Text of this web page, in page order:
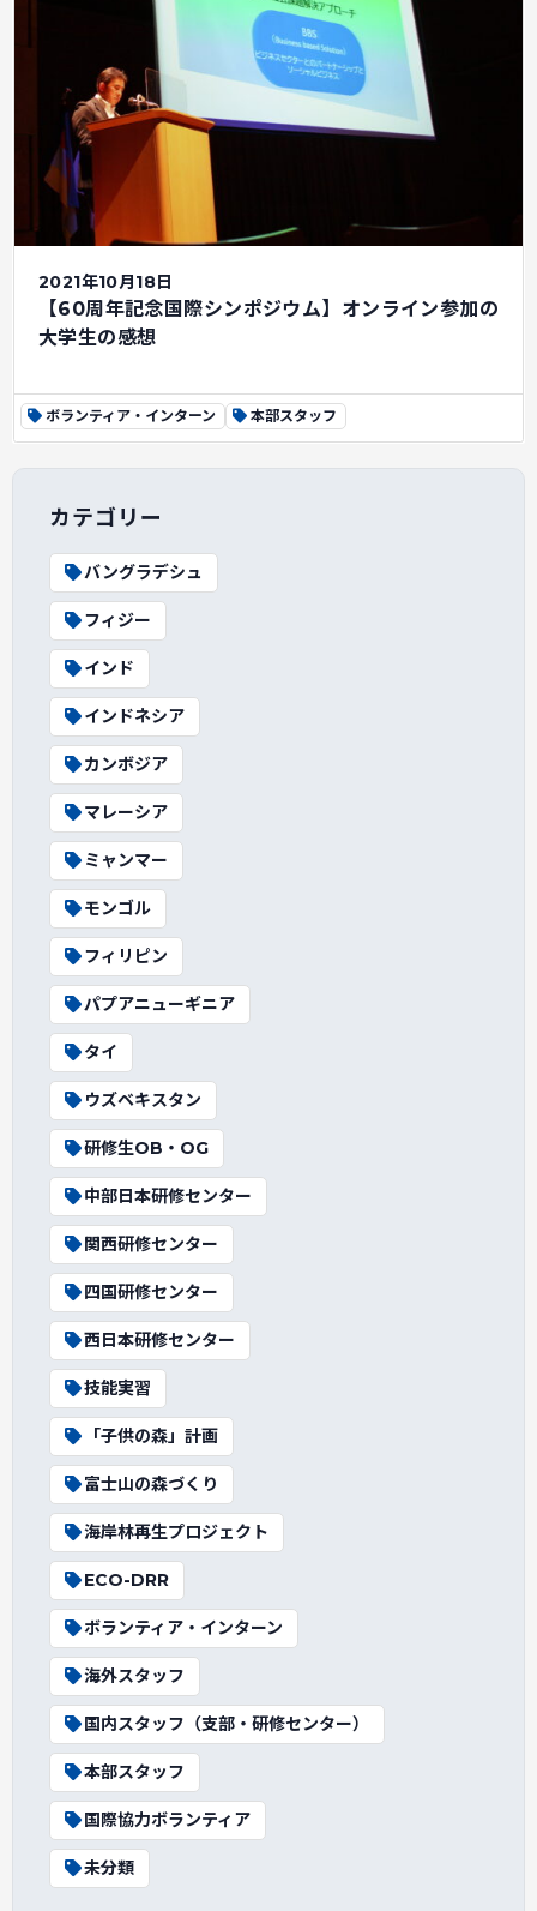
2021年10月18日
【60周年記念国際シンポジウム】オンライン参加の
大学生の感想
ボランティア・インターン 本部スタッフ
カテゴリー
バングラデシュ
フィジー
インド
インドネシア
カンボジア
マレーシア
ミャンマー
モンゴル
フィリピン
パプアニューギニア
タイ
ウズベキスタン
研修生OB・OG
中部日本研修センター
関西研修センター
四国研修センター
西日本研修センター
技能実習
「子供の森」計画
富士山の森づくり
海岸林再生プロジェクト
ECO-DRR
ボランティア・インターン
海外スタッフ
国内スタッフ（支部・研修センター）
本部スタッフ
国際協力ボランティア
未分類